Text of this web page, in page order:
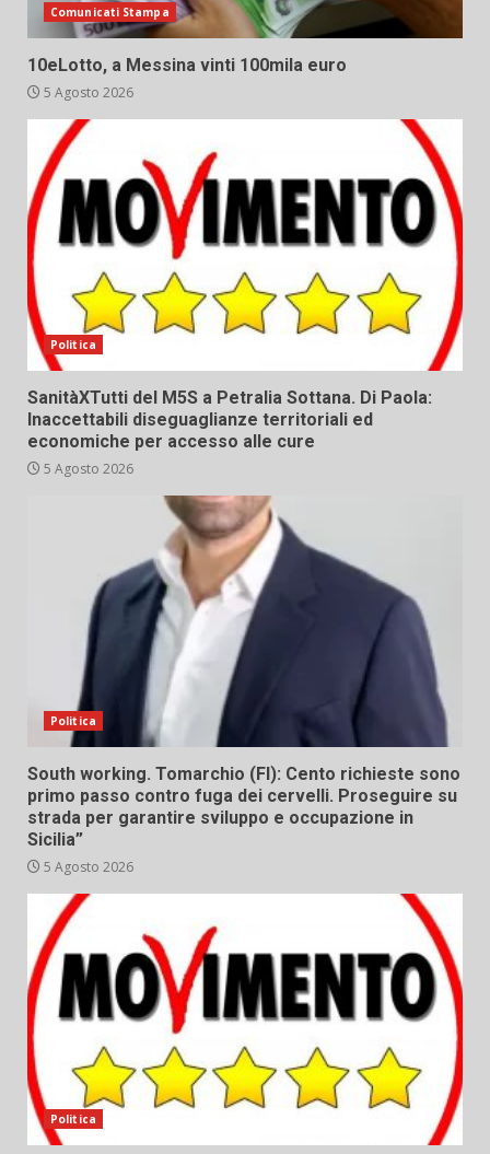
Comunicati Stampa
10eLotto, a Messina vinti 100mila euro
5 Agosto 2026
Politica
SanitàXTutti del M5S a Petralia Sottana. Di Paola:
Inaccettabili diseguaglianze territoriali ed
economiche per accesso alle cure
5 Agosto 2026
Politica
South working. Tomarchio (FI): Cento richieste sono
primo passo contro fuga dei cervelli. Proseguire su
strada per garantire sviluppo e occupazione in
Sicilia”
5 Agosto 2026
Politica